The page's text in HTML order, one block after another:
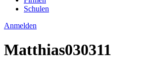
Schulen
Anmelden
Matthias030311